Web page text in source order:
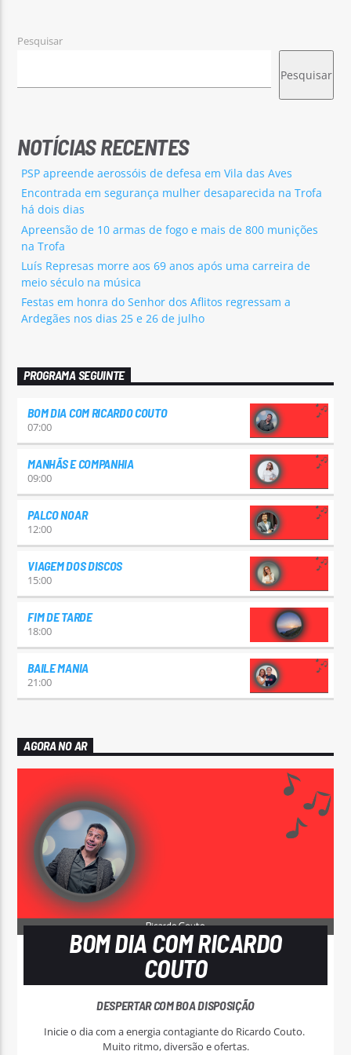
Pesquisar
Pesquisar
NOTÍCIAS RECENTES
PSP apreende aerossóis de defesa em Vila das Aves
Encontrada em segurança mulher desaparecida na Trofa
há dois dias
Apreensão de 10 armas de fogo e mais de 800 munições
na Trofa
Luís Represas morre aos 69 anos após uma carreira de
meio século na música
Festas em honra do Senhor dos Aflitos regressam a
Ardegães nos dias 25 e 26 de julho
PROGRAMA SEGUINTE
BOM DIA COM RICARDO COUTO
07:00
MANHÃS E COMPANHIA
09:00
PALCO NOAR
12:00
VIAGEM DOS DISCOS
15:00
FIM DE TARDE
18:00
BAILE MANIA
21:00
AGORA NO AR
BOM DIA COM RICARDO
COUTO
DESPERTAR COM BOA DISPOSIÇÃO
Inicie o dia com a energia contagiante do Ricardo Couto.
Muito ritmo, diversão e ofertas.